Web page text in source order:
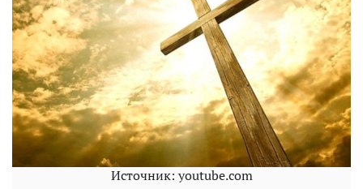
Источник: youtube.com